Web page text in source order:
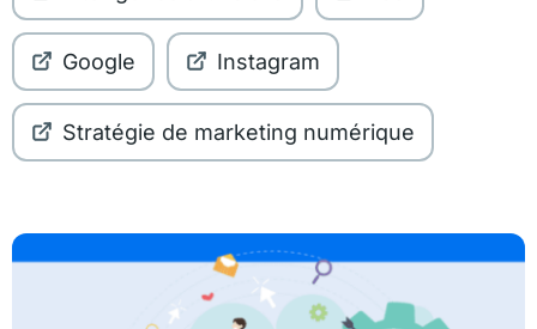
Google Instagram
Stratégie de marketing numérique